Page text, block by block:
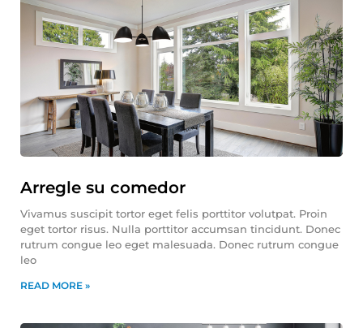
Arregle su comedor
Vivamus suscipit tortor eget felis porttitor volutpat. Proin
eget tortor risus. Nulla porttitor accumsan tincidunt. Donec
rutrum congue leo eget malesuada. Donec rutrum congue
leo
READ MORE »